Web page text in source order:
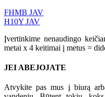
FHMB JAV
H10Y JAV
Įvertinkime nenaudingo
metai x 4 keitimai į metus =
JEI ABEJOJATE
Atvykite pas mus į biurą